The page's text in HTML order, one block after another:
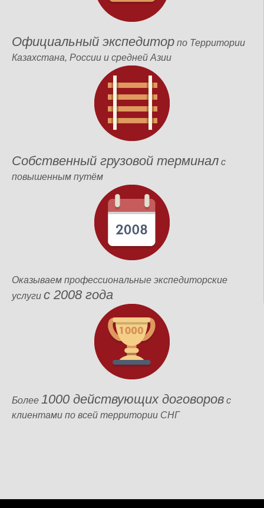
Официальный экспедитор по Территории
Казахстана, России и средней Азии
Собственный грузовой терминал с
повышенным путём
Оказываем профессиональные экспедиторские
услуги с 2008 года
Более 1000 действующих договоров с
клиентами по всей территории СНГ